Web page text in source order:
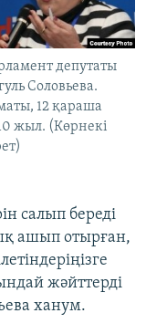
депутаты
Соловьева.
12 қараша
жыл. (Көрнекі
салып береді
ашып отырған,
жәйттерді
ханум.